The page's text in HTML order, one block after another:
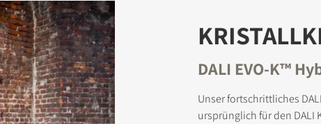
DALI EVO-K™
Unser fortschrittliches
ursprünglich für den DALI
REGISTRIEREN
aus, um sofortigen Zugriff auf alle gesperrten Download-
erhalten.